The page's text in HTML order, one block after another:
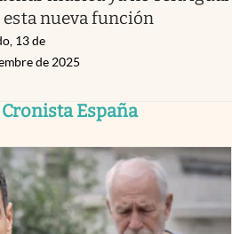
esta nueva función
13 de
de 2025
España